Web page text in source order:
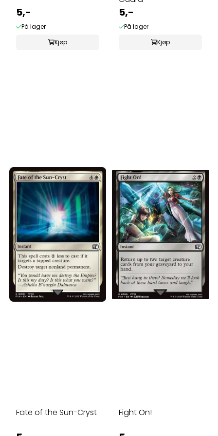
5,-
På lager
Kjøp
5,-
På lager
Kjøp
Fate of the Sun-Cryst Fight On!